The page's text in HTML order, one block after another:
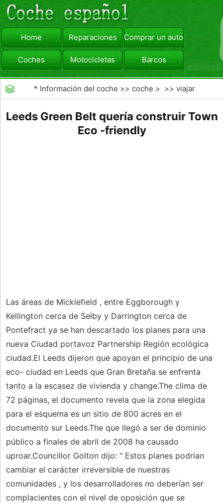
Home Reparaciones Comprar un automóvil
Coches Motocicletas Barcos
viajar Camiones
* Información del coche >>coche > >>viajar
Leeds Green Belt quería construir Town
Eco -friendly
Las áreas de Micklefield , entre Eggborough y
Kellington cerca de Selby y Darrington cerca de
Pontefract ya se han descartado los planes para una
nueva Ciudad portavoz Partnership Región ecológica
ciudad.El Leeds dijeron que apoyan el principio de una
eco- ciudad en Leeds que Gran Bretaña se enfrenta
tanto a la escasez de vivienda y change.The clima de
72 páginas, el documento revela que la zona elegida
para el esquema es un sitio de 800 acres en el
documento sur Leeds.The que llegó a ser de dominio
público a finales de abril de 2008 ha causado
uproar.Councillor Golton dijo: " Estos planes podrían
cambiar el carácter irreversible de nuestras
comunidades , y los desarrolladores no deberían ser
complacientes con el nivel de oposición que se